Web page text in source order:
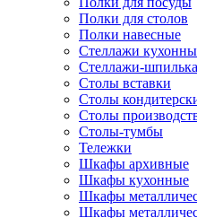
Полки для столов
Полки навесные
Стеллажи
Стеллажи-шпилька
Столы вставки
Столы
Столы
Столы-тумбы
Тележки
Шкафы архивные
Шкафы кухонные
Шкафы
Шкафы